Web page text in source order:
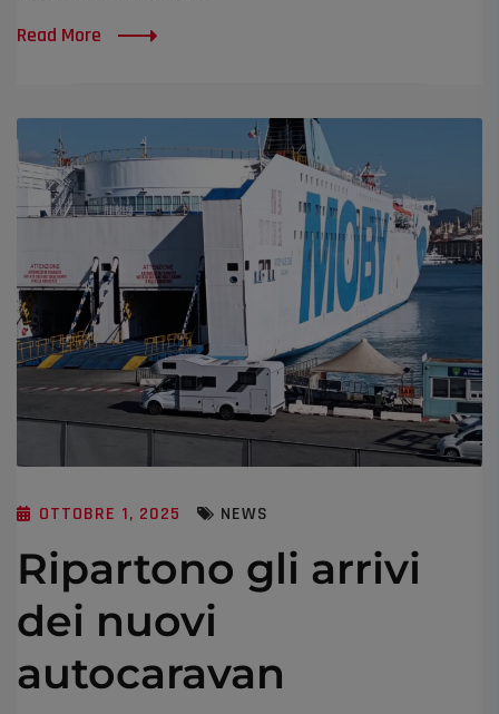
Read More
OTTOBRE 1, 2025 NEWS
Ripartono gli arrivi
dei nuovi
autocaravan